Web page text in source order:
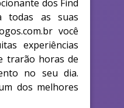
dos Find
todas as suas
você
experiências
trarão horas de
no seu dia.
dos melhores